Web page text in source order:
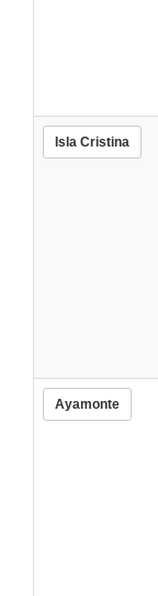
Isla Cristina
Ayamonte